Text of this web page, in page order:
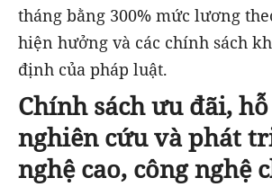
tháng bằng 300% mức lương
hiện hưởng và các chính sách
định của pháp luật.
Chính sách ưu đãi,
nghiên cứu và phát
nghệ cao, công nghệ